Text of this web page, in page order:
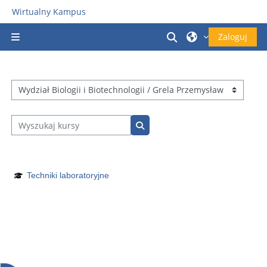
Przejdź do głównej zawartości
Wirtualny Kampus
Przełącznik
Zaloguj
Kategorie kursów
Wyszukaj kursy
Wyszukaj kursy
Techniki laboratoryjne